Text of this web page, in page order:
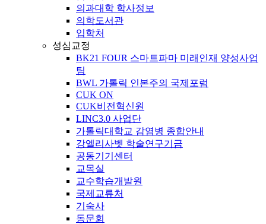
의과대학 학사정보
의학도서관
입학처
성심교정
BK21 FOUR 스마트파마 미래인재 양성사업
팀
BWL 가톨릭 인본주의 국제포럼
CUK ON
CUK비전혁신원
LINC3.0 사업단
가톨릭대학교 감염병 종합안내
강엘리사벳 학술연구기금
공동기기센터
교목실
교수학습개발원
국제교류처
기숙사
동문회